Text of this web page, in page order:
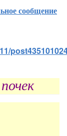
сообщение